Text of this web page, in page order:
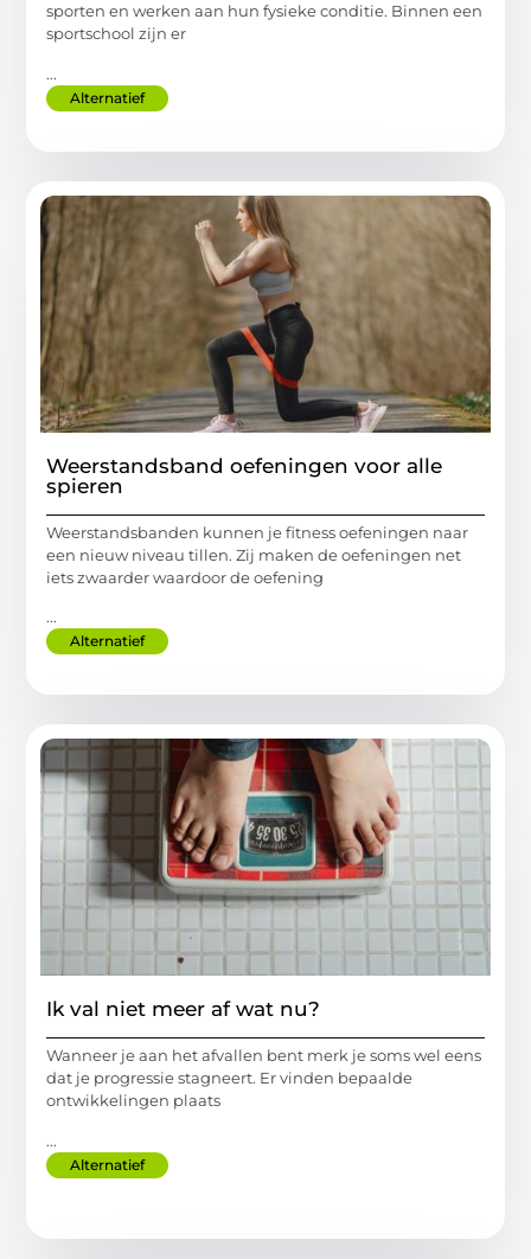
sporten en werken aan hun fysieke conditie. Binnen een
sportschool zijn er
...
Alternatief
Weerstandsband oefeningen voor alle
spieren
Weerstandsbanden kunnen je fitness oefeningen naar
een nieuw niveau tillen. Zij maken de oefeningen net
iets zwaarder waardoor de oefening
...
Alternatief
Ik val niet meer af wat nu?
Wanneer je aan het afvallen bent merk je soms wel eens
dat je progressie stagneert. Er vinden bepaalde
ontwikkelingen plaats
...
Alternatief